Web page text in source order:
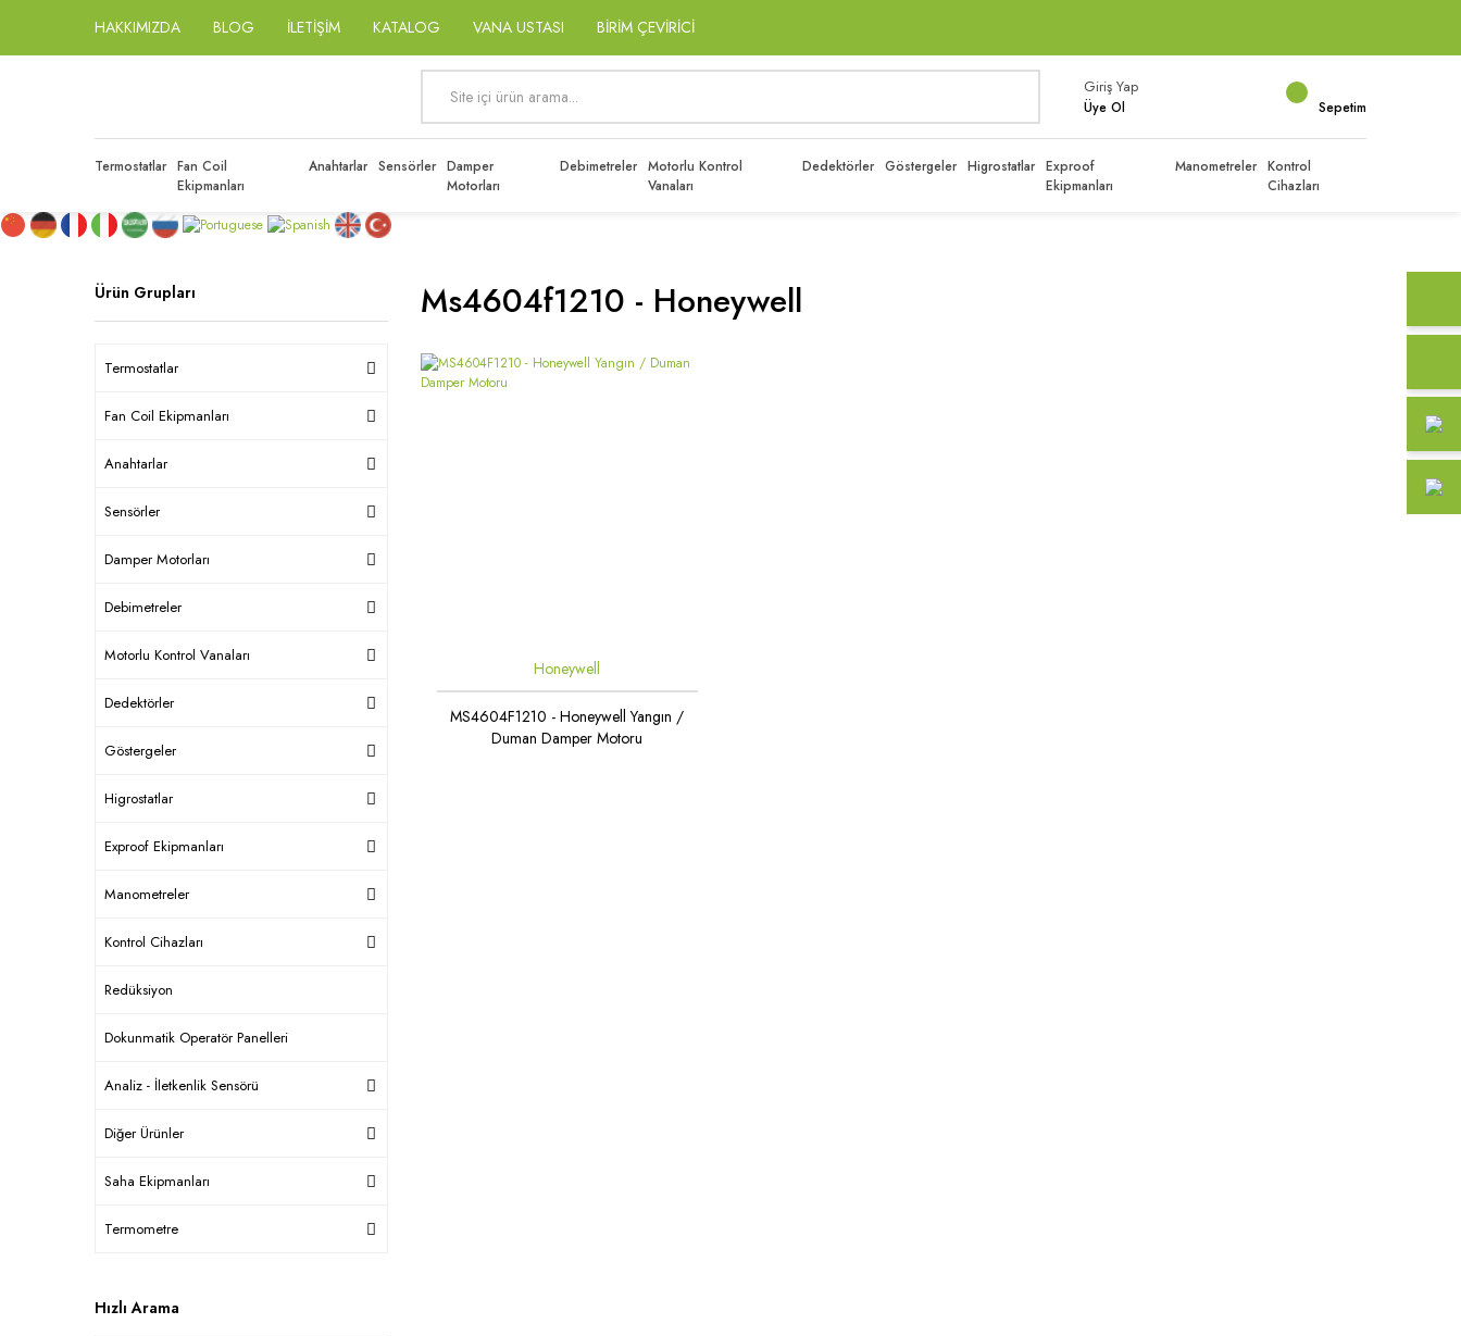
HAKKIMIZDA BLOG İLETİŞİM KATALOG VANA USTASI BİRİM ÇEVİRİCİ
Giriş Yap
Üye Ol Sepetim
Termostatlar Fan Coil
Ekipmanları
Anahtarlar Sensörler Damper
Motorları
Debimetreler Motorlu Kontrol
Vanaları
Dedektörler Göstergeler Higrostatlar Exproof
Ekipmanları
Manometreler Kontrol
Cihazları
Ürün Grupları
Termostatlar
Fan Coil Ekipmanları
Anahtarlar
Sensörler
Damper Motorları
Debimetreler
Motorlu Kontrol Vanaları
Dedektörler
Göstergeler
Higrostatlar
Exproof Ekipmanları
Manometreler
Kontrol Cihazları
Redüksiyon
Dokunmatik Operatör Panelleri
Analiz - İletkenlik Sensörü
Diğer Ürünler
Saha Ekipmanları
Termometre
Hızlı Arama
Ms4604f1210 - Honeywell
Honeywell
MS4604F1210 - Honeywell Yangın /
Duman Damper Motoru